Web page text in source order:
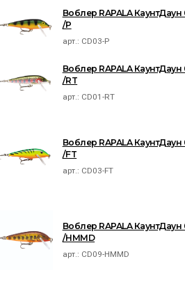
Воблер RAPALA КаунтДаун
/P
арт.: CD03-P
Воблер RAPALA КаунтДаун
/RT
арт.: CD01-RT
Воблер RAPALA КаунтДаун
/FT
арт.: CD03-FT
Воблер RAPALA КаунтДаун
/HMMD
арт.: CD09-HMMD